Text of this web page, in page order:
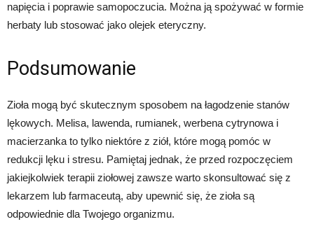
napięcia i poprawie samopoczucia. Można ją spożywać w formie
herbaty lub stosować jako olejek eteryczny.
Podsumowanie
Zioła mogą być skutecznym sposobem na łagodzenie stanów
lękowych. Melisa, lawenda, rumianek, werbena cytrynowa i
macierzanka to tylko niektóre z ziół, które mogą pomóc w
redukcji lęku i stresu. Pamiętaj jednak, że przed rozpoczęciem
jakiejkolwiek terapii ziołowej zawsze warto skonsultować się z
lekarzem lub farmaceutą, aby upewnić się, że zioła są
odpowiednie dla Twojego organizmu.